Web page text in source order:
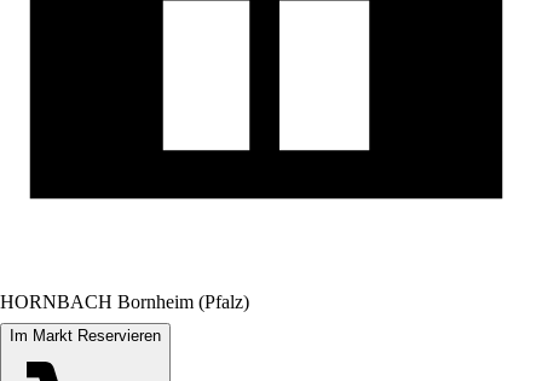
HORNBACH Bornheim (Pfalz)
Im Markt Reservieren